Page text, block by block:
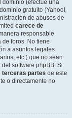
dominio (efectúe una
gratuito (Yahoo!,
de abusos de
carece de
responsable
foros. No tiene
a asuntos legales
etc.) que no sean
software phpBB. Si
terceras partes de este
o directamente no